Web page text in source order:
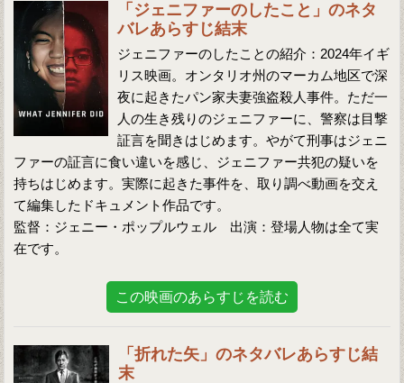
「ジェニファーのしたこと」のネタ
バレあらすじ結末
ジェニファーのしたことの紹介：2024年イギ
リス映画。オンタリオ州のマーカム地区で深
夜に起きたパン家夫妻強盗殺人事件。ただ一
人の生き残りのジェニファーに、警察は目撃
証言を聞きはじめます。やがて刑事はジェニ
ファーの証言に食い違いを感じ、ジェニファー共犯の疑いを
持ちはじめます。実際に起きた事件を、取り調べ動画を交え
て編集したドキュメント作品です。
監督：ジェニー・ポップルウェル 出演：登場人物は全て実
在です。
この映画のあらすじを読む
「折れた矢」のネタバレあらすじ結
末